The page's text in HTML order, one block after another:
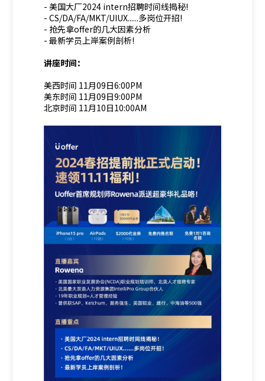
- 美国大厂2024 intern招聘时间线揭秘!
- CS/DA/FA/MKT/UIUX......多岗位开招!
- 抢先拿offer的几大因素分析
- 最新学员上岸案例剖析!
讲座时间：
美西时间 11月09日6:00PM
美东时间 11月09日9:00PM
北京时间 11月10日10:00AM